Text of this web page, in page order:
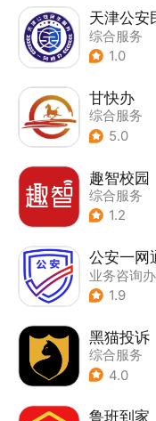
综合服务
1.0
甘快办
综合服务
5.0
趣智校园
综合服务
1.2
公安一网
业务咨询
| 政企业务
1.9
黑猫投诉
综合服务
4.0
鲁班到家